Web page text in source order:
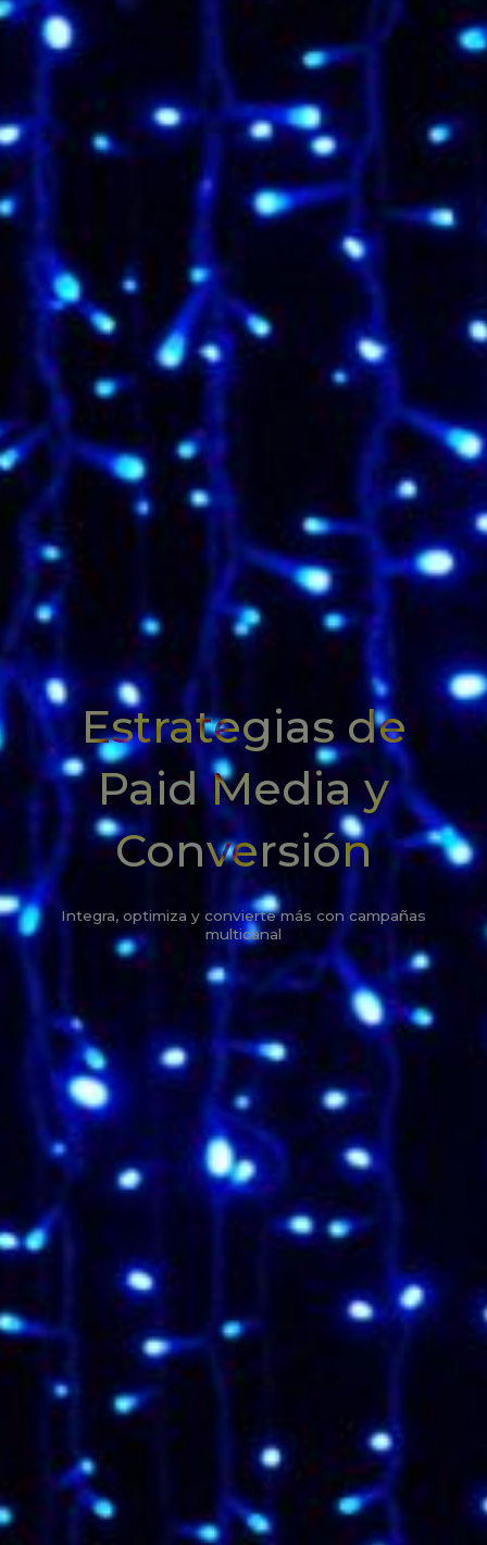
Estrategias de
Paid Media y
Conversión
Integra, optimiza y convierte más con campañas
multicanal